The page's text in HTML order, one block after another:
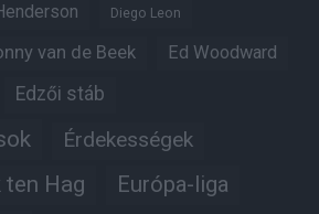
Diego Leon
van de Beek Ed Woodward
Edzői stáb
Érdekességek
ten Hag Európa-liga